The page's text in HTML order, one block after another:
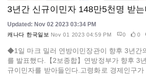
3년간 신규이민자 148만5천명 받
Updated: Nov 02 2023 03:34 PM
캐나다 한국일보 Nov 01 2023 04:59 PM 0 0
◆1일 마크 밀러 연방이민장관이 향후 3년간
를 발표했다.【2보종합】연방정부가 향후 3
규이민자를 받아들인다.고령화로 경제인구가